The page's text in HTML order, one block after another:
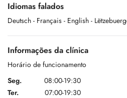
Idiomas falados
Deutsch - Français - English -
Informações da clínica
Horário de funcionamento
Seg.
08:00-19:30
Ter.
07:00-19:30